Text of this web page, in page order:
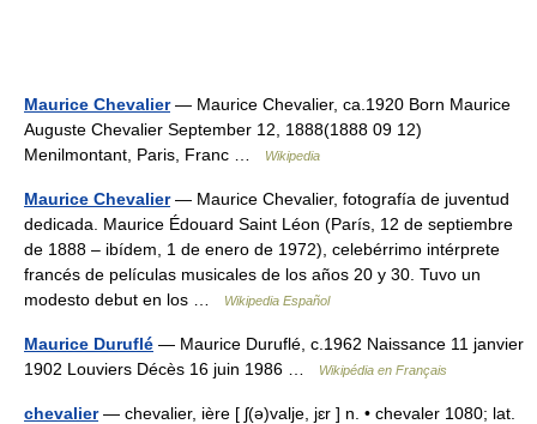
Maurice Chevalier— Maurice Chevalier, ca.1920 Born Maurice
Auguste Chevalier September 12, 1888(1888 09 12)
Menilmontant, Paris, Franc …
Wikipedia
Maurice Chevalier— Maurice Chevalier, fotografía de juventud
dedicada. Maurice Édouard Saint Léon (París, 12 de septiembre
de 1888 – ibídem, 1 de enero de 1972), celebérrimo intérprete
francés de películas musicales de los años 20 y 30. Tuvo un
modesto debut en los …
Wikipedia Español
Maurice Duruflé — Maurice Duruflé, c.1962 Naissance 11 janvier
1902 Louviers Décès 16 juin 1986 …
Wikipédia en Français
chevalier— chevalier, ière [ ʃ(ə)valje, jɛr ] n. • chevaler 1080; lat.